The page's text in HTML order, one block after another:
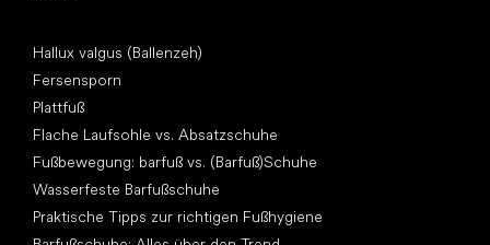
Hallux valgus (Ballenzeh)
Fersensporn
Plattfuß
Flache Laufsohle vs. Absatzschuhe
Fußbewegung: barfuß vs. (Barfuß)Schuhe
Wasserfeste Barfußschuhe
Praktische Tipps zur richtigen Fußhygiene